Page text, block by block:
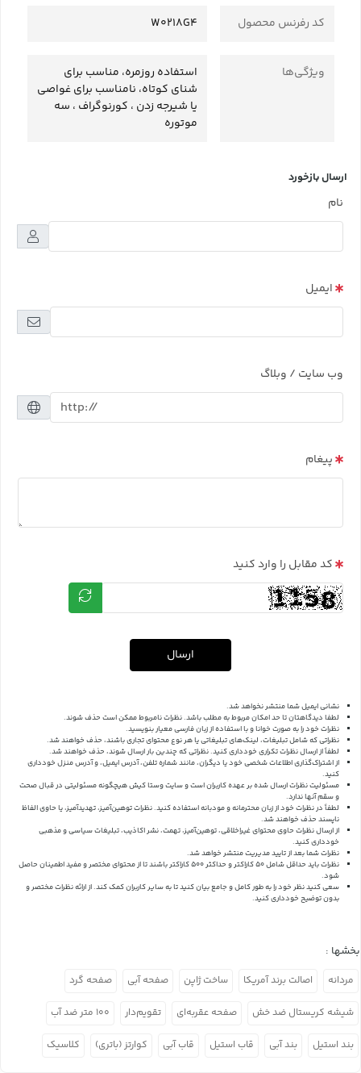
کد رفرنس محصول W0218G4
ویژگی‌ها
استفاده روزمره، مناسب برای
شنای کوتاه، نامناسب برای غواصی
یا شیرجه زدن ، کورنوگراف ، سه
موتوره
ارسال بازخورد
نام
ایمیل
وب سایت / وبلاگ
پیغام
کد مقابل را وارد کنید
ارسال
نشانی ایمیل شما منتشر نخواهد شد.
لطفا دیدگاهتان تا حد امکان مربوط به مطلب باشد. نظرات نامربوط ممکن است حذف شوند.
نظرات خود را به صورت خوانا و با استفاده از زبان فارسی معیار بنویسید.
نظراتی که شامل تبلیغات، لینک‌های تبلیغاتی یا هر نوع محتوای تجاری باشند، حذف خواهند شد.
لطفاً از ارسال نظرات تکراری خودداری کنید. نظراتی که چندین بار ارسال شوند، حذف خواهند شد.
از اشتراک‌گذاری اطلاعات شخصی خود یا دیگران، مانند شماره تلفن، آدرس ایمیل، و آدرس منزل خودداری
کنید.
مسئولیت نظرات ارسال شده بر عهده کاربران است و سایت وستا کیش هیچگونه مسئولیتی در قبال صحت
و سقم آنها ندارد.
لطفاً در نظرات خود از زبان محترمانه و مودبانه استفاده کنید. نظرات توهین‌آمیز، تهدیدآمیز، یا حاوی الفاظ
ناپسند حذف خواهند شد.
از ارسال نظرات حاوی محتوای غیراخلاقی، توهین‌آمیز، تهمت، نشر اکاذیب، تبلیغات سیاسی و مذهبی
خودداری کنید.
نظرات شما بعد از تایید مدیریت منتشر خواهد شد.
نظرات باید حداقل شامل 50 کاراکتر و حداکثر 500 کاراکتر باشند تا از محتوای مختصر و مفید اطمینان حاصل
شود.
سعی کنید نظر خود را به طور کامل و جامع بیان کنید تا به سایر کاربران کمک کند.از ارائه نظرات مختصر و
بدون توضیح خودداری کنید.
بخشها :
مردانه اصالت برند آمریکا ساخت ژاپن صفحه آبی صفحه گرد
شیشه کریستال ضد خش صفحه عقربه‌ای تقویم‌دار ۱۰۰ متر ضد آب
بند استیل بند آبی قاب استیل قاب آبی کوارتز (باتری) کلاسیک